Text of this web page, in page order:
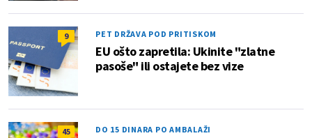
9 PET DRŽAVA POD PRITISKOM
EU ošto zapretila: Ukinite "zlatne
pasoše" ili ostajete bez vize
45 DO 15 DINARA PO AMBALAŽI